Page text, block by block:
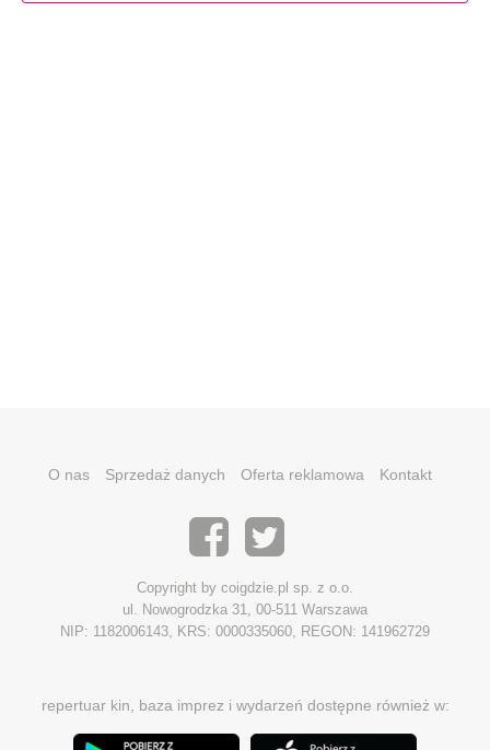
O nas Sprzedaż danych Oferta reklamowa Kontakt
Copyright by coigdzie.pl sp. z o.o.
ul. Nowogrodzka 31, 00-511 Warszawa
NIP: 1182006143, KRS: 0000335060, REGON: 141962729
repertuar kin, baza imprez i wydarzeń dostępne również w: